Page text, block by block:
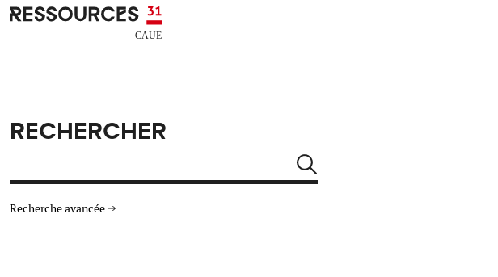
Aller au contenu principal
CAUE RESSOURCES 31
RECHERCHER
Recherche avancée